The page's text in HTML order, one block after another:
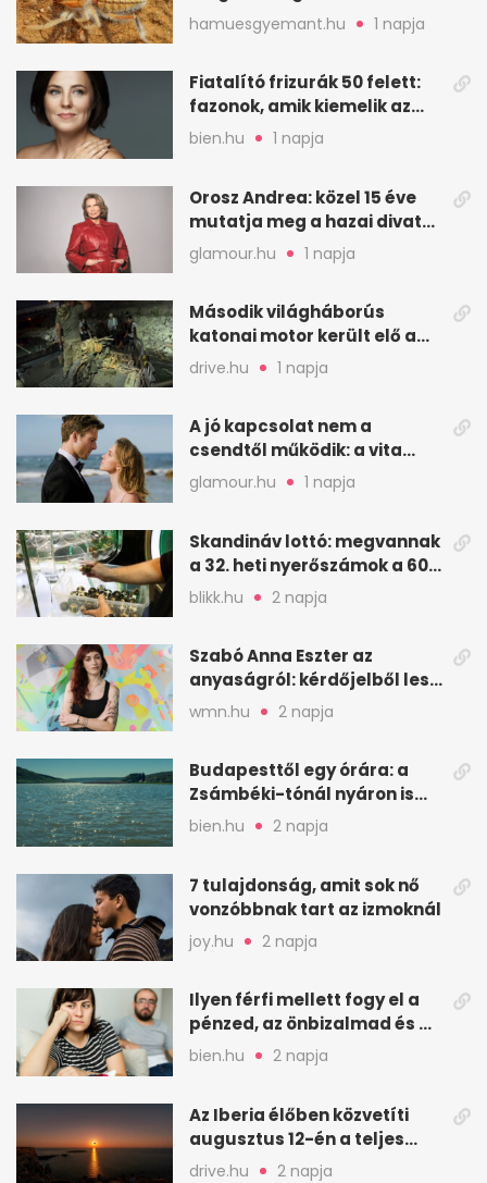
sivatagban
hamuesgyemant.hu 1 napja
Fiatalító frizurák 50 felett:
fazonok, amik kiemelik az
arcodat
bien.hu 1 napja
Orosz Andrea: közel 15 éve
mutatja meg a hazai divat
arcait
glamour.hu 1 napja
Második világháborús
katonai motor került elő a
Dunából a Batthyány térnél
drive.hu 1 napja
A jó kapcsolat nem a
csendtől működik: a vita
néha egészséges jel
glamour.hu 1 napja
Skandináv lottó: megvannak
a 32. heti nyerőszámok a 600
milliós játékhoz
blikk.hu 2 napja
Szabó Anna Eszter az
anyaságról: kérdőjelből lesz
valaha felkiáltójel?
wmn.hu 2 napja
Budapesttől egy órára: a
Zsámbéki-tónál nyáron is
van hely
bien.hu 2 napja
7 tulajdonság, amit sok nő
vonzóbbnak tart az izmoknál
joy.hu 2 napja
Ilyen férfi mellett fogy el a
pénzed, az önbizalmad és a
nyugalmad
bien.hu 2 napja
Az Iberia élőben közvetíti
augusztus 12-én a teljes
napfogyatkozást
drive.hu 2 napja